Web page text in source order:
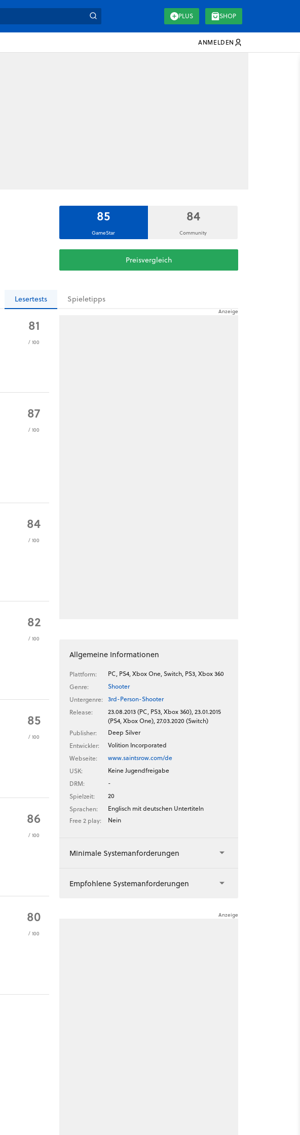
PLUS SHOP
ANMELDEN
85
GameStar
84
Community
Preisvergleich
Lesertests Spieletipps
81
/ 100
87
/ 100
84
/ 100
82
/ 100
85
/ 100
86
/ 100
80
/ 100
Allgemeine Informationen
Plattform:
PC, PS4, Xbox One, Switch, PS3, Xbox 360
Genre:
Shooter
Untergenre:
3rd-Person-Shooter
Release:
23.08.2013 (PC, PS3, Xbox 360), 23.01.2015
(PS4, Xbox One), 27.03.2020 (Switch)
Publisher:
Deep Silver
Entwickler:
Volition Incorporated
Webseite:
www.saintsrow.com/de
USK:
Keine Jugendfreigabe
DRM:
-
Spielzeit:
20
Sprachen:
Englisch mit deutschen Untertiteln
Free 2 play:
Nein
Minimale Systemanforderungen
Empfohlene Systemanforderungen